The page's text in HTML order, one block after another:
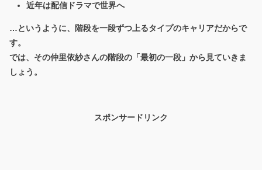
近年は配信ドラマで世界へ
…というように、 階段を一段ずつ上るタイプのキャリアだからで
す。
では、その仲里依紗さんの階段の「最初の一段」から見ていきま
しょう。
スポンサードリンク